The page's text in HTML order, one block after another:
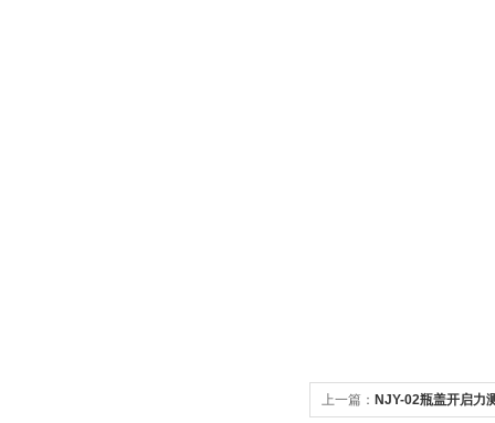
上一篇： NJY-02瓶盖开启力